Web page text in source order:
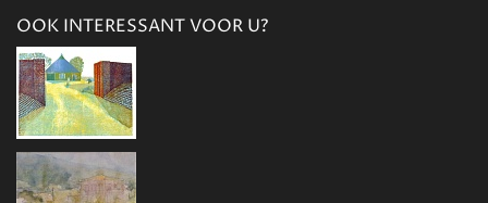
OOK INTERESSANT VOOR U?